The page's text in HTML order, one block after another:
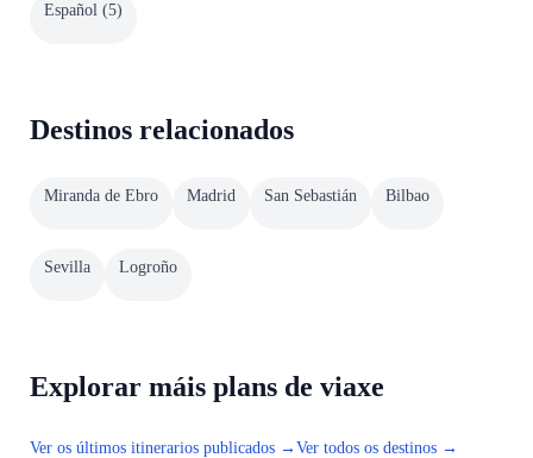
Español (5)
Destinos relacionados
Miranda de Ebro Madrid San Sebastián Bilbao
Sevilla Logroño
Explorar máis plans de viaxe
Ver os últimos itinerarios publicados → Ver todos os destinos →